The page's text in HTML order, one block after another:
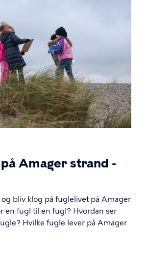
Amager strand -
bliv klog på fuglelivet på Amager
en fugl til en fugl? Hvordan ser
Hvilke fugle lever på Amager